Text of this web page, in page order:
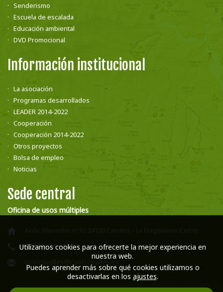
Senderismo
Escuela de escalada
Educación ambiental
DVD Promocional
Información institucional
La asociación
Programas desarrollados
LEADER 2014-2022
Cooperación
Cooperación 2014-2022
Otros proyectos
Bolsa de empleo
Noticias
Sede central
Oficina de usos múltiples
Avda. Manocho nº 92 24120 Canales - La Magdalena (León)
987 58 16 66
cuatrovalles@cuatrovalles.es
Utilizamos cookies para ofrecerte la mejor experiencia en
nuestra web.
Puedes aprender más sobre qué cookies utilizamos o
desactivarlas en los ajustes.